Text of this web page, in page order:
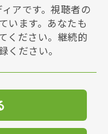
アです。視聴者の
います。あなたも
ください。継続的
ください。